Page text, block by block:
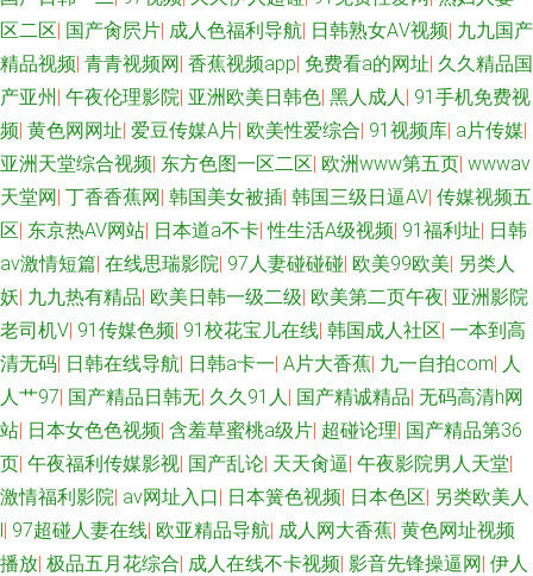
区二区| 国产肏屄片| 成人色福利导航| 日韩熟女AⅤ视频| 九九国产
精品视频| 青青视频网| 香蕉视频app| 免费看a的网址| 久久精品国
产亚州 | 午夜伦理影院| 亚洲欧美日韩色| 黑人成人| 91手机免费视
频| 黄色网网址| 爱豆传媒A片| 欧美性爱综合| 91视频库| a片传媒|
亚洲天堂综合视频| 东方色图一区二区| 欧洲www第五页| wwwav
天堂网| 丁香香蕉网| 韩国美女被插| 韩国三级日逼AV| 传媒视频五
区| 东京热AV网站| 日本道a不卡|性生活A级视频| 91福利址| 日韩
av激情短篇| 在线思瑞影院| 97人妻碰碰碰| 欧美99欧美| 另类人
妖| 九九热有精品| 欧美日韩一级二级| 欧美第二页午夜| 亚洲影院
老司机V| 91传媒色频| 91校花宝儿在线| 韩国成人社区| 一本到高
清无码| 日韩在线导航| 日韩a卡一| A片大香蕉| 九一自拍com| 人
人艹97| 国产精品日韩无| 久久91人| 国产精诚精品| 无码高清h网
站| 日本女色色视频| 含羞草蜜桃a级片| 超碰论理| 国产精品第36
页| 午夜福利传媒影视| 国产乱论| 天天肏逼| 午夜影院男人天堂|
激情福利影院| av网址入口| 日本簧色视频| 日本色区| 另类欧美人
l| 97超碰人妻在线| 欧亚精品导航| 成人网大香蕉| 黄色网址视频
播放| 极品五月花综合| 成人在线不卡视频| 影音先锋操逼网| 伊人